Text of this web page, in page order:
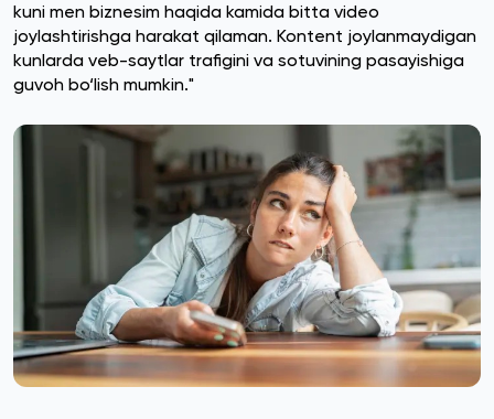
kuni men biznesim haqida kamida bitta video
joylashtirishga harakat qilaman. Kontent joylanmaydigan
kunlarda veb-saytlar trafigini va sotuvining pasayishiga
guvoh bo‘lish mumkin."